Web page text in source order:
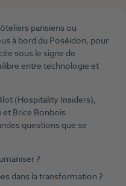
parisiens ou
à bord du Poséidon, pour
sous le signe de
entre technologie et
(Hospitality Insiders),
Brice Bonbois
questions que se
?
dans la transformation ?